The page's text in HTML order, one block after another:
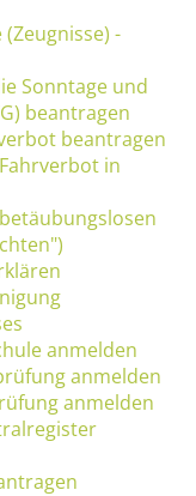
-
Sonntage und
beantragen
beantragen
in
anmelden
anmelden
anmelden